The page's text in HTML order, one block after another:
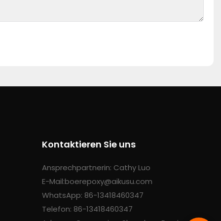
Kontaktieren Sie uns
Ansprechpartnerin: Cathy Luo
E-Mail:boerepoxy@aikusu.com
WhatsApp: 86-13418460347
Telefon: 86-13418460347